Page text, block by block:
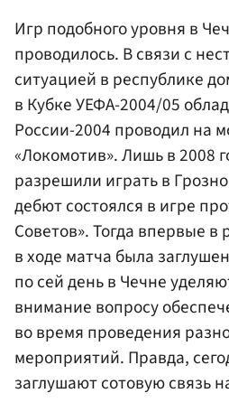
Игр подобного уровня в
проводилось. В связи с
ситуацией в республике
в Кубке УЕФА-2004/05
России-2004 проводил на
«Локомотив». Лишь в 2008
разрешили играть в
дебют состоялся в игре
Советов». Тогда впервые в
в ходе матча была
по сей день в Чечне
внимание вопросу
во время проведения
мероприятий. Правда,
заглушают сотовую связь